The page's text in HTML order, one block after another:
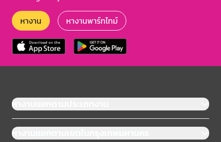
หางาน หางานพาร์ทไทม์
หางานแยกตามประเภทงาน
หางานแยกตามเขตในกรุงเทพมหานคร